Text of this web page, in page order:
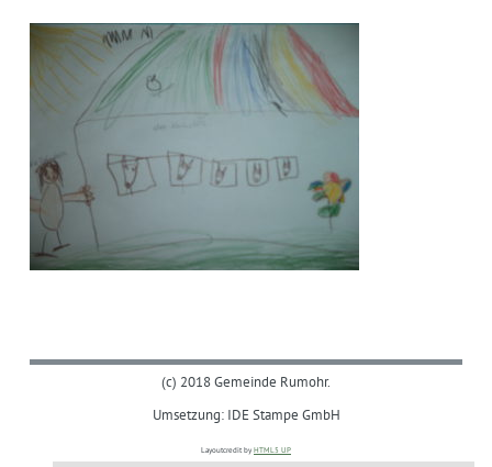
(c) 2018 Gemeinde Rumohr.
Umsetzung: IDE Stampe GmbH
Layoutcredit by HTML5 UP